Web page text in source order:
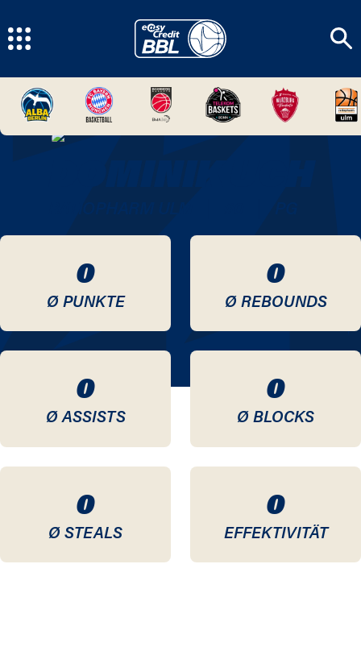
0
Ø PUNKTE
0
Ø REBOUNDS
0
Ø ASSISTS
0
Ø BLOCKS
0
Ø STEALS
0
EFFEKTIVITÄT